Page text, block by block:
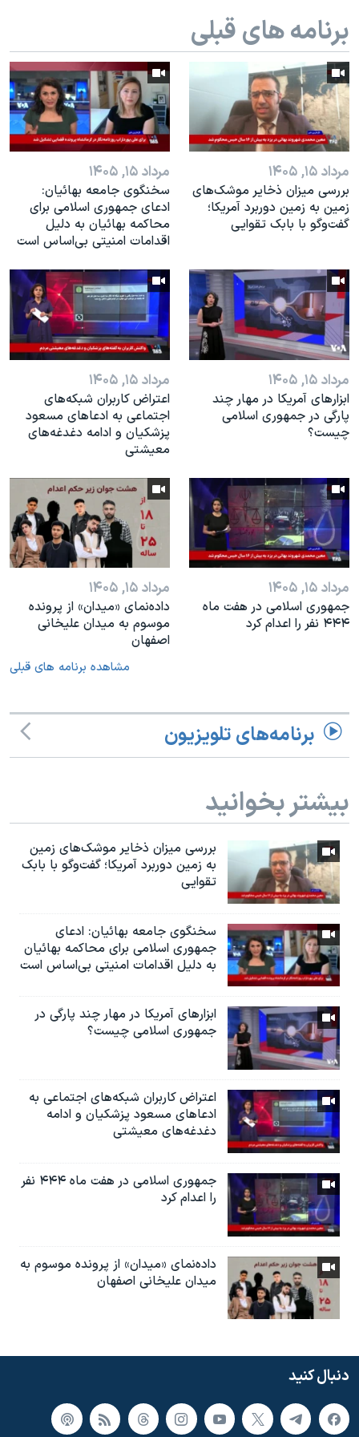
نرگس محمدی برنده جایزه نوبل صلح
همایش محافظه‌کاران آمریکا «سی‌پک»
صفحه‌های ویژه
سفر پرزیدنت ترامپ به چین
برنامه های قبلی
مرداد ۱۵, ۱۴۰۵
بررسی میزان ذخایر موشک‌های
زمین به زمین دوربرد آمریکا؛
گفت‌وگو با بابک تقوایی
مرداد ۱۵, ۱۴۰۵
سخنگوی جامعه بهائیان:
ادعای جمهوری اسلامی برای
محاکمه بهائیان به دلیل
اقدامات امنیتی بی‌اساس است
مرداد ۱۵, ۱۴۰۵
ابزارهای آمریکا در مهار چند
پارگی در جمهوری اسلامی
چیست؟
مرداد ۱۵, ۱۴۰۵
اعتراض کاربران شبکه‌های
اجتماعی به ادعاهای مسعود
پزشکیان و ادامه دغدغه‌های
معیشتی
مرداد ۱۵, ۱۴۰۵
جمهوری اسلامی در هفت ماه
۴۴۴ نفر را اعدام کرد
مرداد ۱۵, ۱۴۰۵
داده‌نمای «میدان» از پرونده
موسوم به میدان علیخانی
اصفهان
مشاهده برنامه های قبلی
برنامه‌های تلویزیون
بیشتر بخوانید
بررسی میزان ذخایر موشک‌های زمین
به زمین دوربرد آمریکا؛ گفت‌وگو با بابک
تقوایی
سخنگوی جامعه بهائیان: ادعای
جمهوری اسلامی برای محاکمه بهائیان
به دلیل اقدامات امنیتی بی‌اساس است
ابزارهای آمریکا در مهار چند پارگی در
جمهوری اسلامی چیست؟
اعتراض کاربران شبکه‌های اجتماعی به
ادعاهای مسعود پزشکیان و ادامه
دغدغه‌های معیشتی
جمهوری اسلامی در هفت ماه ۴۴۴ نفر
را اعدام کرد
داده‌نمای «میدان» از پرونده موسوم به
میدان علیخانی اصفهان
دنبال کنید